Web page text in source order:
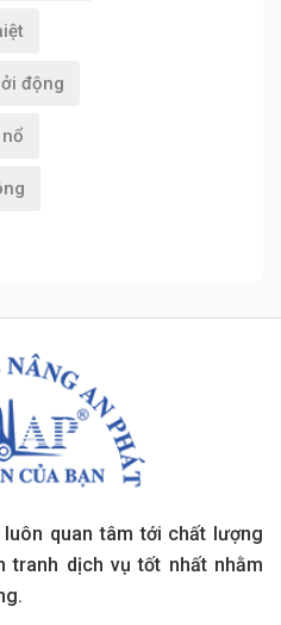
động
quan tâm tới chất lượng
tranh dịch vụ tốt nhất nhằm